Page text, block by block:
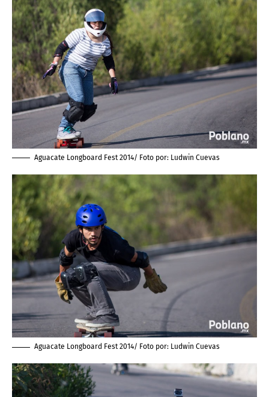
Aguacate Longboard Fest 2014/ Foto por: Ludwin Cuevas
Aguacate Longboard Fest 2014/ Foto por: Ludwin Cuevas